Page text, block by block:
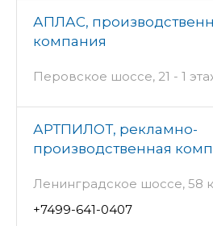
АПЛАС,
компания
Перовское шоссе, 21 - 1
АРТПИЛОТ, рекламно-
производственная
Ленинградское шоссе, 58
+7499-641-0407